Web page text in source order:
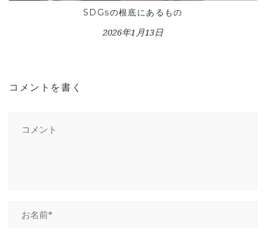
SDGsの根底にあるもの
2026年1月13日
コメントを書く